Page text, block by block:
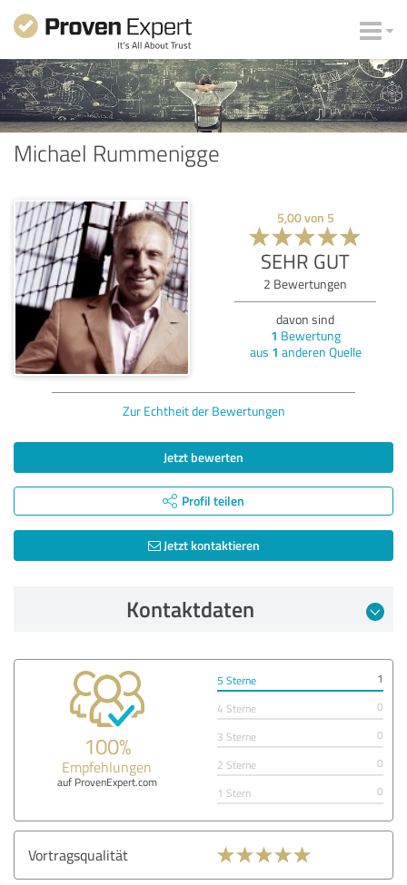
Michael Rummenigge
5,00von 5
SEHR GUT
2 Bewertungen
davon sind
1 Bewertung
aus 1 anderen Quelle
Zur Echtheit der Bewertungen
Jetzt bewerten
Profil teilen
Jetzt kontaktieren
Kontaktdaten
100%
Empfehlungen
auf ProvenExpert.com
5 Sterne
1
4 Sterne
0
3 Sterne
0
2 Sterne
0
1 Stern
0
Vortragsqualität